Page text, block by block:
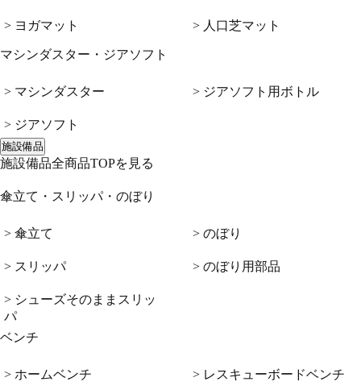
> ヨガマット > 人口芝マット
マシンダスター・ジアソフト
> マシンダスター
> ジアソフト
> ジアソフト用ボトル
施設備品
施設備品全商品TOPを見る
傘立て・スリッパ・のぼり
> 傘立て
> スリッパ
> シューズそのままスリッ
パ
> のぼり
> のぼり用部品
ベンチ
> ホームベンチ > レスキューボードベンチ